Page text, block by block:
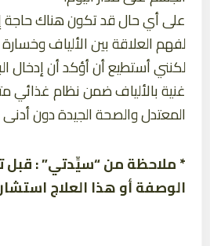
على أي حال قد تكون هناك حاجة
لفهم العلاقة بين الألياف
لكنني أستطيع أن أؤكد أن إدخال
غنية بالألياف ضمن نظام غذائي
المعتدل والصحة الجيدة دون
* ملاحظة من “سيِّدتي” :
الوصفة أو هذا العلاج